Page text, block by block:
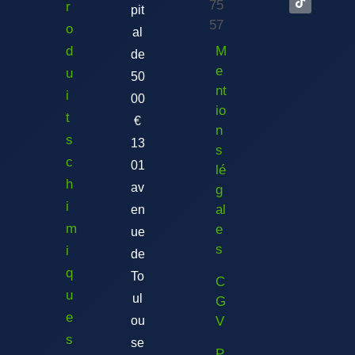
r
o
d
u
i
t
s
c
h
i
m
i
q
u
e
s
pit
al
de
50
00
€
13
01
av
en
ue
de
To
ul
ou
se
75
57
M
e
nt
io
n
s
lé
g
al
e
s
C
G
V